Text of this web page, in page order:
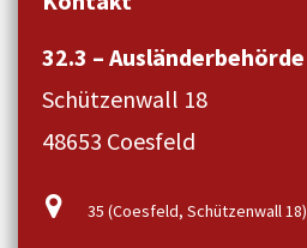
32.3 – Ausländerbehörde
Schützenwall 18
48653 Coesfeld
35 (Coesfeld, Schützenwall 18)